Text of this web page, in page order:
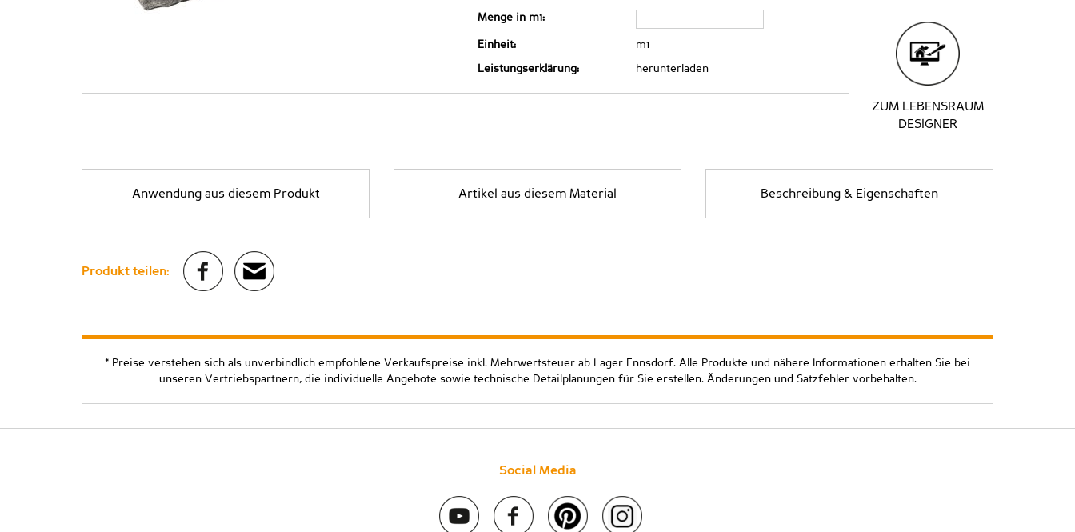
Menge in m1:
Einheit: m1
Leistungserklärung: herunterladen
ZUM LEBENSRAUM
DESIGNER
Anwendung aus diesem Produkt Artikel aus diesem Material Beschreibung & Eigenschaften
Produkt teilen:
* Preise verstehen sich als unverbindlich empfohlene Verkaufspreise inkl. Mehrwertsteuer ab Lager Ennsdorf. Alle Produkte und nähere Informationen erhalten Sie bei
unseren Vertriebspartnern, die individuelle Angebote sowie technische Detailplanungen für Sie erstellen. Änderungen und Satzfehler vorbehalten.
Social Media